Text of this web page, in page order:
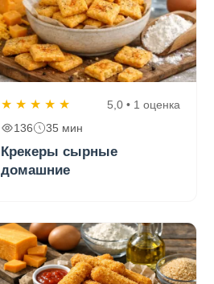
★ ★ ★ ★ ★
5,0 • 1 оценка
136
35 мин
Крекеры сырные
домашние